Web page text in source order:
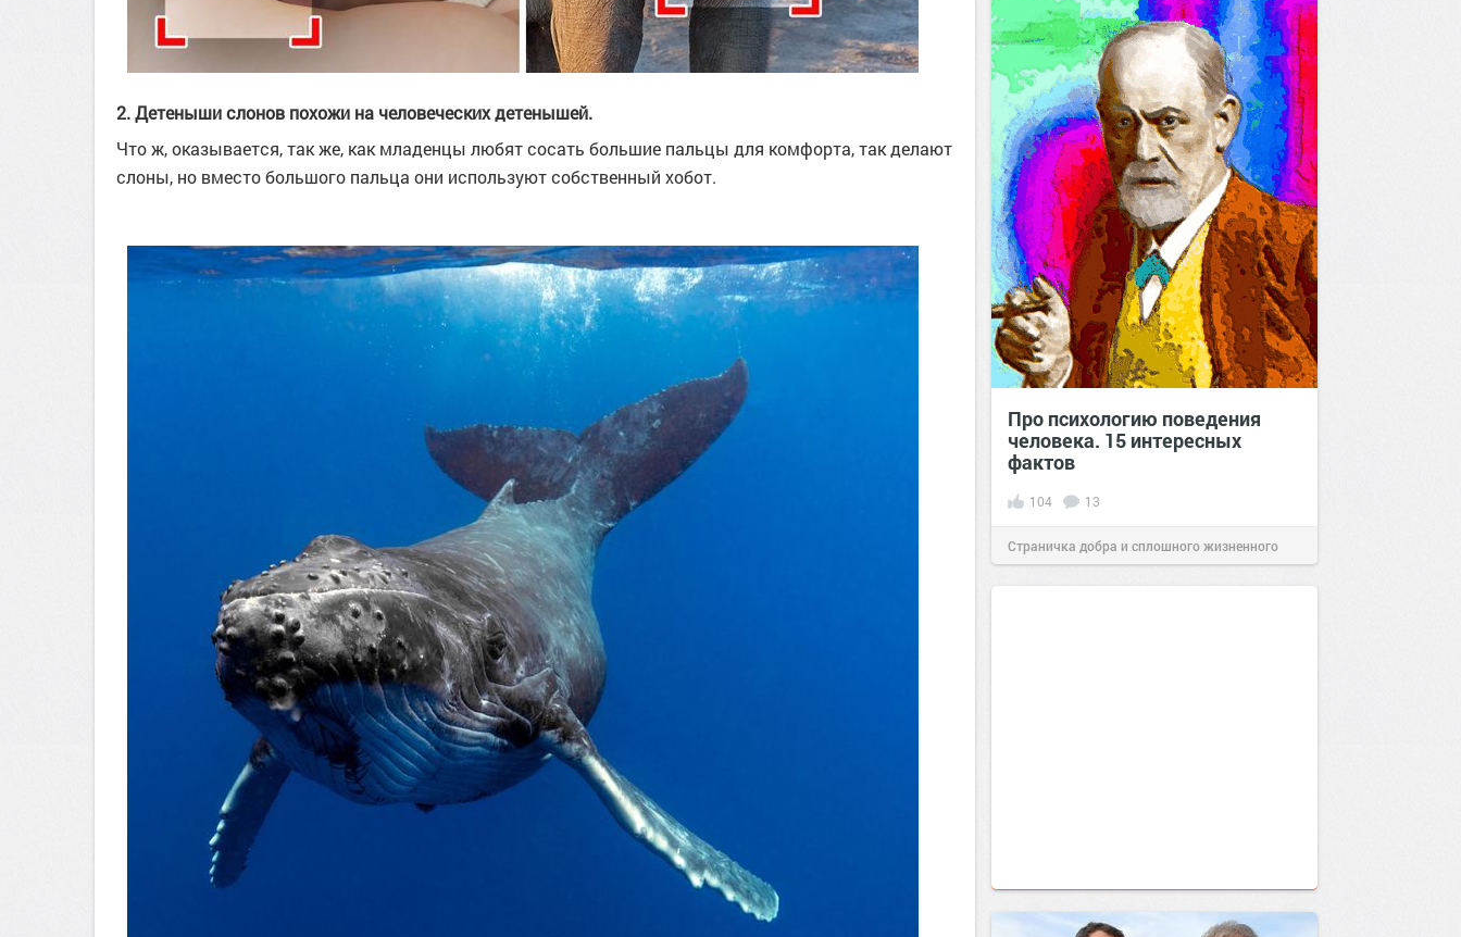
2. Детеныши слонов похожи на человеческих детенышей.
Что ж, оказывается, так же, как младенцы любят сосать большие пальцы для комфорта, так делают
слоны, но вместо большого пальца они используют собственный хобот.
Про психологию поведения
человека. 15 интересных
фактов
104 13
Страничка добра и сплошного жизненного
позитива! 15:1715 дек 2020